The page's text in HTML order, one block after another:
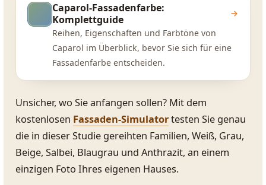
Caparol-Fassadenfarbe:
Komplettguide
Reihen, Eigenschaften und Farbtöne von
Caparol im Überblick, bevor Sie sich für eine
Fassadenfarbe entscheiden.
Unsicher, wo Sie anfangen sollen? Mit dem
kostenlosen Fassaden-Simulatortesten Sie genau
die in dieser Studie gereihten Familien, Weiß, Grau,
Beige, Salbei, Blaugrau und Anthrazit, an einem
einzigen Foto Ihres eigenen Hauses.